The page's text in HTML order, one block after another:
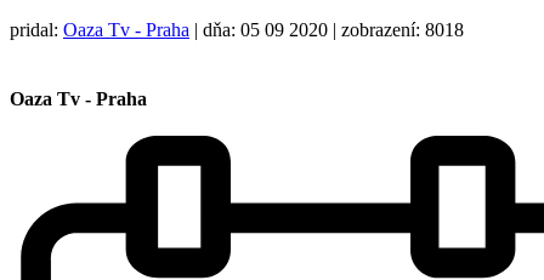
pridal: Oaza Tv - Praha | dňa: 05 09 2020 | zobrazení: 8018
Oaza Tv - Praha